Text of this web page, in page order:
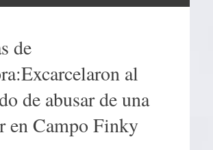
de
al
de abusar de una
en Campo Finky